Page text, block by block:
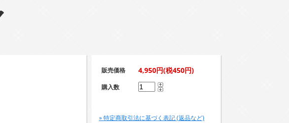
販売価格 4,950円(税450円)
購入数
» 特定商取引法に基づく表記 (返品など)